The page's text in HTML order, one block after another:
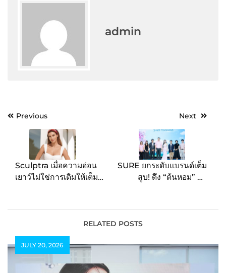
admin
PostPrevious
Sculptra เมื่อความอ่อน
เยาว์ไม่ใช่การเติมให้เต็ม
Next
SURE ยกระดับแบรนด์เต็ม
สูบ! ดึง “ต้นหอม” นั่ง
RELATED POSTS
JULY 20, 2026